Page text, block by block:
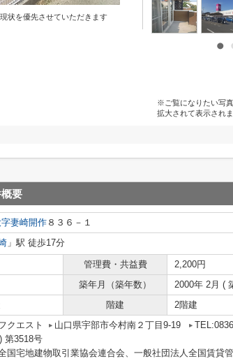
状を優先させていただきます
※ご覧になりたい写
拡大されて表示されま
要
字妻崎開作８３６－１
」駅 徒歩17分
管理費・共益費
2,200円
築年月（築年数）
2000年 2月 (
階建 2階建
クエスト 山口県宇部市今村南２丁目9-19
第3518号
国宅地建物取引業協会連合会、一般社団法人全国賃貸